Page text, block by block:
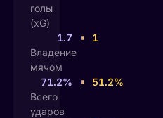
голы
(xG)
1.7
1
Владение
мячом
71.2%
51.2%
Всего
ударов